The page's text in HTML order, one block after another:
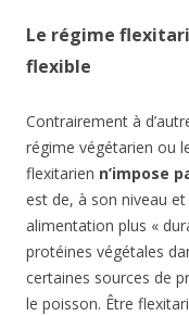
Le régime
flexible
Contrairement à
régime végétarien ou
flexitarien n’impose
est de, à son niveau
alimentation plus «
protéines végétales
certaines sources de
le poisson. Être